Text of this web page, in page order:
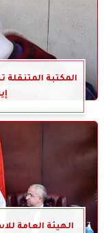
المكتبة المتنقلة
الهيئة العامة